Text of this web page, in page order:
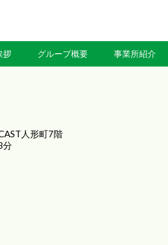
拶 グループ概要 事業所紹介
人形町7階
分